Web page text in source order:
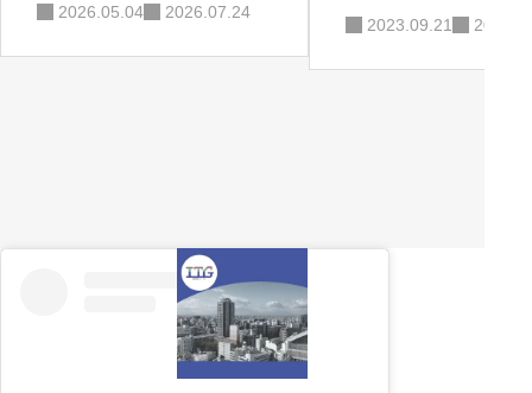
2026.05.04 2026.07.24
2023.09.21